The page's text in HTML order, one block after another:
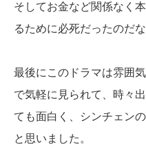
そしてお金など関係なく
るために必死だったのだ
最後にこのドラマは雰囲
で気軽に見られて、時々
ても面白く、シンチェン
と思いました。